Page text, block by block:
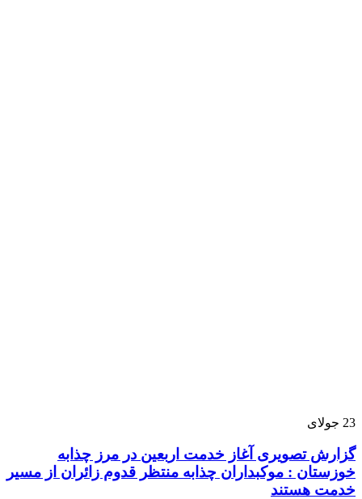
23 جولای
گزارش تصویری آغاز خدمت اربعین در مرز چذابه
خوزستان : موکبداران چذابه منتظر قدوم زائران از مسیر
خدمت هستند